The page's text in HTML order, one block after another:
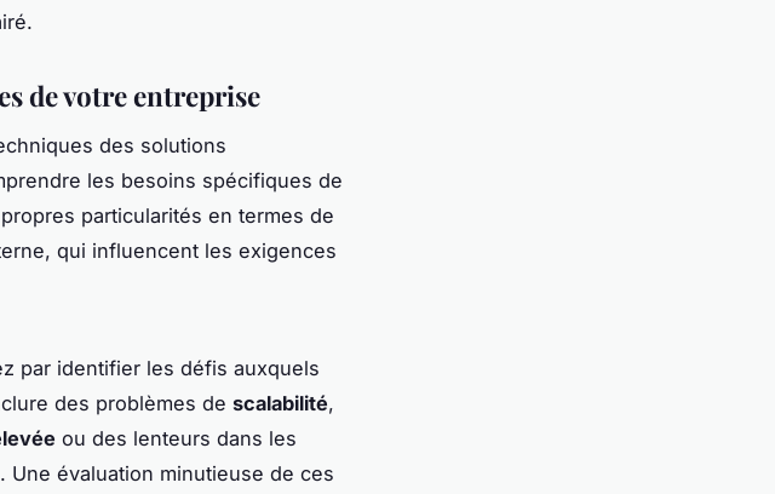
de votre entreprise
des solutions
les besoins spécifiques de
particularités en termes de
qui influencent les exigences
par identifier les défis auxquels
des problèmes de scalabilité,
ou des lenteurs dans les
Une évaluation minutieuse de ces